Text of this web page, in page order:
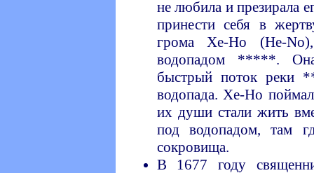
не любила и презирала
принести себя в
грома Хе-Но (He-
водопадом *****.
быстрый поток реки
водопада. Хе-Но
их души стали жить
под водопадом, там
сокровища.
В 1677 году